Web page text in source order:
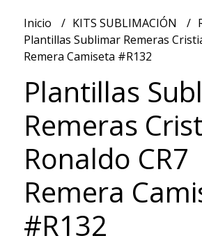
Inicio KITS SUBLIMACIÓN
Plantillas Sublimar Remeras
Remera Camiseta #R132
Plantillas
Remeras
Ronaldo CR7
Remera
#R132